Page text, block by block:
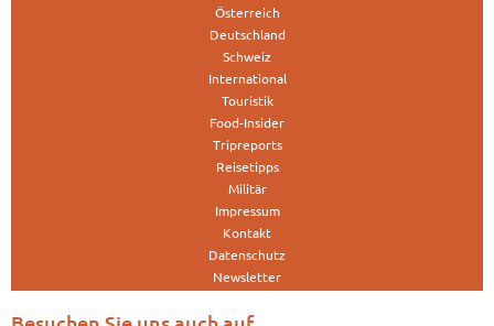
Österreich
Deutschland
Schweiz
International
Touristik
Food-Insider
Tripreports
Reisetipps
Militär
Impressum
Kontakt
Datenschutz
Newsletter